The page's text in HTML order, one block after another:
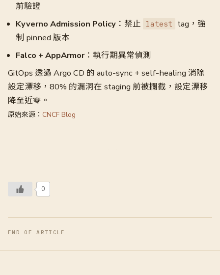
前驗證
Kyverno Admission Policy ：禁止 latest
tag，強
制 pinned 版本
Falco + AppArmor：執行期異常偵測
GitOps 透過 Argo CD 的 auto-sync + self-healing 消除
設定漂移，80% 的漏洞在 staging 前被攔截，設定漂移
降至近零。
原始來源： CNCF Blog
0
END OF ARTICLE